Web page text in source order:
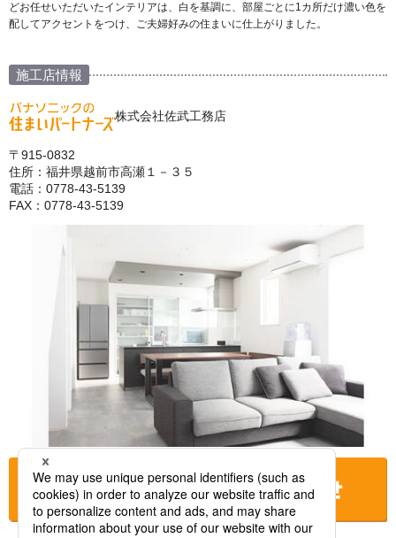
どお任せいただいたインテリアは、白を基調に、部屋ごとに1カ所だけ濃い色を
配してアクセントをつけ、ご夫婦好みの住まいに仕上がりました。
施工店情報
株式会社佐武工務店
〒915-0832
住所：福井県越前市高瀬１－３５
電話：0778-43-5139
FAX：0778-43-5139